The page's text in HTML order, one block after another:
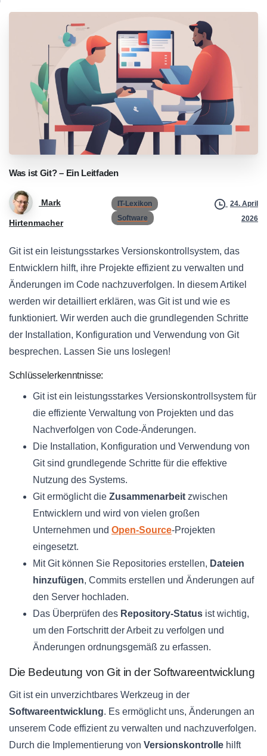
Was ist Git? – Ein Leitfaden
Mark
Hirtenmacher
IT-Lexikon
Software
24. April
2026
Git ist ein leistungsstarkes Versionskontrollsystem, das
Entwicklern hilft, ihre Projekte effizient zu verwalten und
Änderungen im Code nachzuverfolgen. In diesem Artikel
werden wir detailliert erklären, was Git ist und wie es
funktioniert. Wir werden auch die grundlegenden Schritte
der Installation, Konfiguration und Verwendung von Git
besprechen. Lassen Sie uns loslegen!
Schlüsselerkenntnisse:
Git ist ein leistungsstarkes Versionskontrollsystem für
die effiziente Verwaltung von Projekten und das
Nachverfolgen von Code-Änderungen.
Die Installation, Konfiguration und Verwendung von
Git sind grundlegende Schritte für die effektive
Nutzung des Systems.
Git ermöglicht die Zusammenarbeit zwischen
Entwicklern und wird von vielen großen
Unternehmen und Open-Source-Projekten
eingesetzt.
Mit Git können Sie Repositories erstellen, Dateien
hinzufügen, Commits erstellen und Änderungen auf
den Server hochladen.
Das Überprüfen des Repository-Status ist wichtig,
um den Fortschritt der Arbeit zu verfolgen und
Änderungen ordnungsgemäß zu erfassen.
Die Bedeutung von Git in der Softwareentwicklung
Git ist ein unverzichtbares Werkzeug in der
Softwareentwicklung. Es ermöglicht uns, Änderungen an
unserem Code effizient zu verwalten und nachzuverfolgen.
Durch die Implementierung von Versionskontrolle hilft